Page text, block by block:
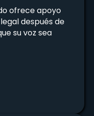
ofrece apoyo
después de
su voz sea